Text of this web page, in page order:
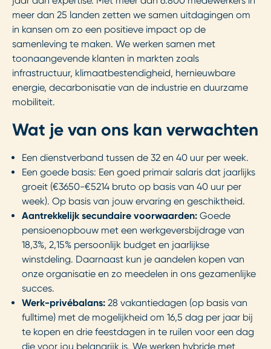
meer dan 25 landen zetten we samen uitdagingen om
in kansen om zo een positieve impact op de
samenleving te maken. We werken samen met
toonaangevende klanten in markten zoals
infrastructuur, klimaatbestendigheid, hernieuwbare
energie, decarbonisatie van de industrie en duurzame
mobiliteit.
Wat je van ons kan verwachten
Een dienstverband tussen de 32 en 40 uur per week.
Een goede basis: Een goed primair salaris dat jaarlijks
groeit (€3650-€5214 bruto op basis van 40 uur per
week). Op basis van jouw ervaring en geschiktheid.
Aantrekkelijk secundaire voorwaarden: Goede
pensioenopbouw met een werkgeversbijdrage van
18,3%, 2,15% persoonlijk budget en jaarlijkse
winstdeling. Daarnaast kun je aandelen kopen van
onze organisatie en zo meedelen in ons gezamenlijke
succes.
Werk-privébalans: 28 vakantiedagen (op basis van
fulltime) met de mogelijkheid om 16,5 dag per jaar bij
te kopen en drie feestdagen in te ruilen voor een dag
die voor jou belangrijk is. We werken hybride met